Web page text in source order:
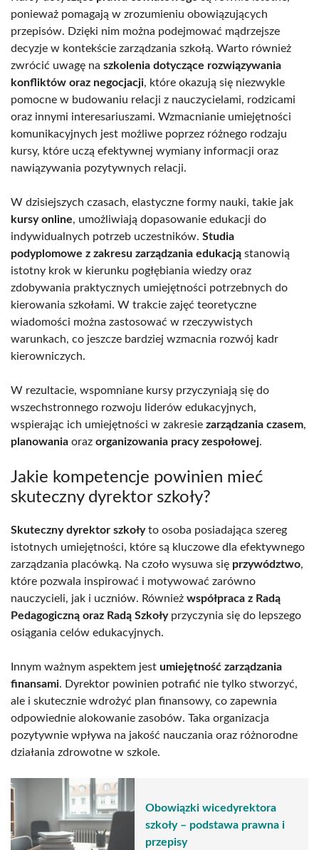
ponieważ pomagają w zrozumieniu obowiązujących
przepisów. Dzięki nim można podejmować mądrzejsze
decyzje w kontekście zarządzania szkołą. Warto również
zwrócić uwagę na szkolenia dotyczące rozwiązywania
konfliktów oraz negocjacji, które okazują się niezwykle
pomocne w budowaniu relacji z nauczycielami, rodzicami
oraz innymi interesariuszami. Wzmacnianie umiejętności
komunikacyjnych jest możliwe poprzez różnego rodzaju
kursy, które uczą efektywnej wymiany informacji oraz
nawiązywania pozytywnych relacji.
W dzisiejszych czasach, elastyczne formy nauki, takie jak
kursy online, umożliwiają dopasowanie edukacji do
indywidualnych potrzeb uczestników. Studia
podyplomowe z zakresu zarządzania edukacją stanowią
istotny krok w kierunku pogłębiania wiedzy oraz
zdobywania praktycznych umiejętności potrzebnych do
kierowania szkołami. W trakcie zajęć teoretyczne
wiadomości można zastosować w rzeczywistych
warunkach, co jeszcze bardziej wzmacnia rozwój kadr
kierowniczych.
W rezultacie, wspomniane kursy przyczyniają się do
wszechstronnego rozwoju liderów edukacyjnych,
wspierając ich umiejętności w zakresie zarządzania czasem,
planowania oraz organizowania pracy zespołowej.
Jakie kompetencje powinien mieć
skuteczny dyrektor szkoły?
Skuteczny dyrektor szkołyto osoba posiadająca szereg
istotnych umiejętności, które są kluczowe dla efektywnego
zarządzania placówką. Na czoło wysuwa się przywództwo,
które pozwala inspirować i motywować zarówno
nauczycieli, jak i uczniów. Również współpraca z Radą
Pedagogiczną oraz Radą Szkołyprzyczynia się do lepszego
osiągania celów edukacyjnych.
Innym ważnym aspektem jest umiejętność zarządzania
finansami. Dyrektor powinien potrafić nie tylko stworzyć,
ale i skutecznie wdrożyć plan finansowy, co zapewnia
odpowiednie alokowanie zasobów. Taka organizacja
pozytywnie wpływa na jakość nauczania oraz różnorodne
działania zdrowotne w szkole.
Obowiązki wicedyrektora
szkoły – podstawa prawna i
przepisy